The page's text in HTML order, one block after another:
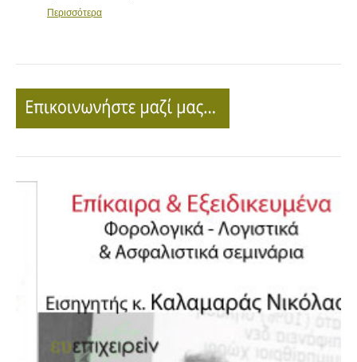
Περισσότερα